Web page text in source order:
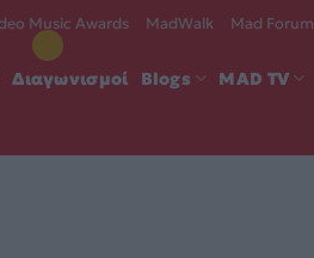
Music Awards MadWalk Mad Forum
Διαγωνισμοί Blogs MAD TV